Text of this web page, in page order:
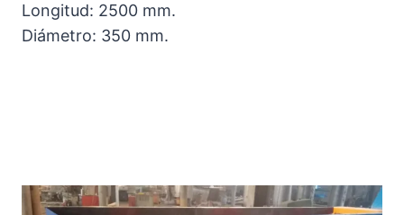
Longitud: 2500 mm.
Diámetro: 350 mm.